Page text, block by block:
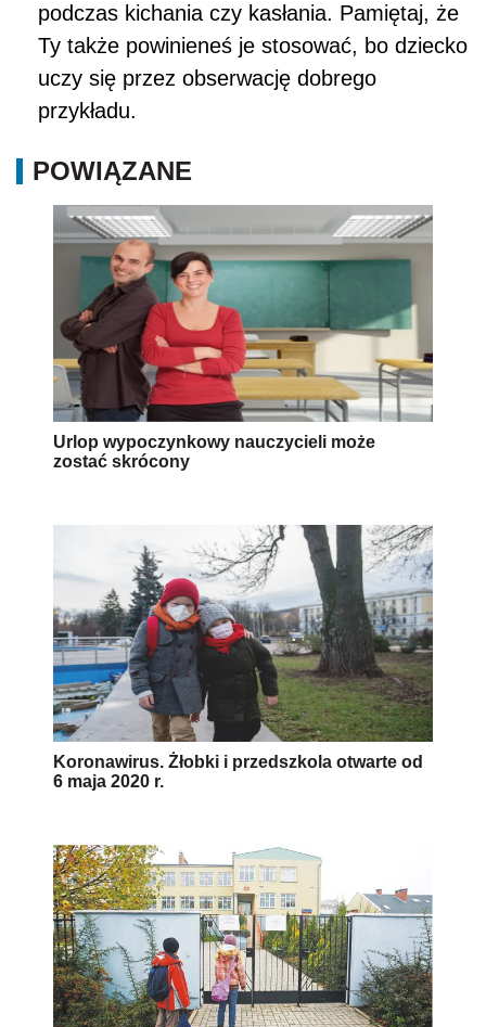
podczas kichania czy kasłania. Pamiętaj, że
Ty także powinieneś je stosować, bo dziecko
uczy się przez obserwację dobrego
przykładu.
POWIĄZANE
Urlop wypoczynkowy nauczycieli może
zostać skrócony
Koronawirus. Żłobki i przedszkola otwarte od
6 maja 2020 r.